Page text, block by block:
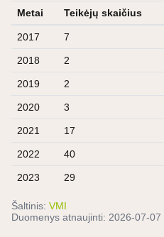
Metai Teikėjų skaičius
2017 7
2018 2
2019 2
2020 3
2021 17
2022 40
2023 29
Šaltinis: VMI
Duomenys atnaujinti: 2026-07-07